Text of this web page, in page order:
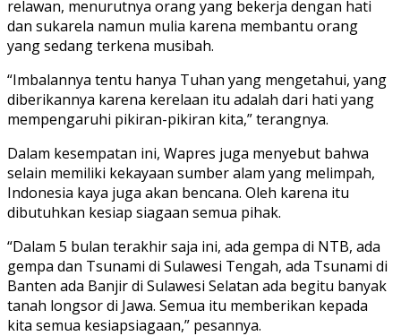
relawan, menurutnya orang yang bekerja dengan hati
dan sukarela namun mulia karena membantu orang
yang sedang terkena musibah.
“Imbalannya tentu hanya Tuhan yang mengetahui, yang
diberikannya karena kerelaan itu adalah dari hati yang
mempengaruhi pikiran-pikiran kita,” terangnya.
Dalam kesempatan ini, Wapres juga menyebut bahwa
selain memiliki kekayaan sumber alam yang melimpah,
Indonesia kaya juga akan bencana. Oleh karena itu
dibutuhkan kesiap siagaan semua pihak.
“Dalam 5 bulan terakhir saja ini, ada gempa di NTB, ada
gempa dan Tsunami di Sulawesi Tengah, ada Tsunami di
Banten ada Banjir di Sulawesi Selatan ada begitu banyak
tanah longsor di Jawa. Semua itu memberikan kepada
kita semua kesiapsiagaan,” pesannya.